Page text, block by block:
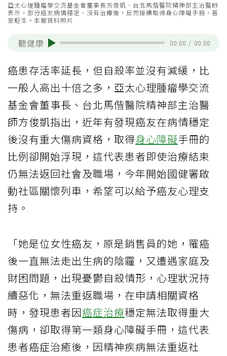
亞太心理腫瘤學交流基金會董事長方俊凱、台北馬偕醫院精神部主治醫師
表示，部分癌友病情穩定、沒有治療後，反而接續取得身心障礙手冊，甚
至輕生。本報資料照片
聽健康 00:00 / 00:00
癌患存活率延長，但自殺率並沒有減緩，比
一般人高出十倍之多，亞太心理腫瘤學交流
基金會董事長、台北馬偕醫院精神部主治醫
師方俊凱指出，近年有發現癌友在病情穩定
後沒有重大傷病資格，取得身心障礙手冊的
比例卻開始浮現，這代表患者即使治療結束
仍無法返回社會及職場，今年開始國健署啟
動社區關懷列車，希望可以給予癌友心理支
持。
「她是位女性癌友，原是銷售員的她，罹癌
後一直無法走出生病的陰霾，又遭遇家庭及
財困問題，出現憂鬱自殺情形，心理狀況持
續惡化，無法重返職場，在申請相關資格
時，發現患者因癌症治療穩定無法取得重大
傷病，卻取得第一類身心障礙手冊，這代表
患者癌症治癒後，因精神疾病無法重返社